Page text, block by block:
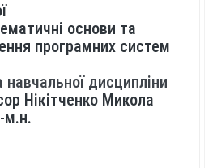
основи та
програмних систем
дисципліни
Hікітченко Микола
м.н.